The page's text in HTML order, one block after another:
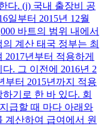
다. (j) 국내 출장비 공
일부터 2015년 12월
바트의 범위 내에서
계산 태국 정부는 최
2017년부터 적용하게
. 그 이전에 2016년 2
부터 2015년까지 적용
기로 한 바 있다. 회
급할 때 마다 아래와
계산하여 급여에서 원